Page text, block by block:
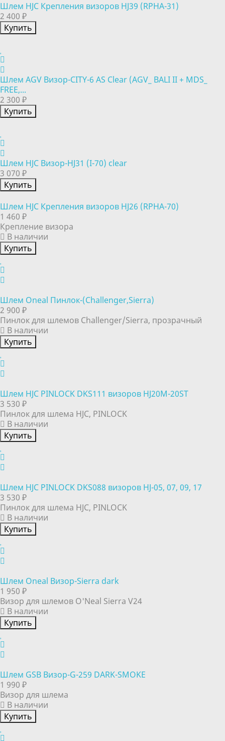
Шлем HJC Крепления визоров HJ39 (RPHA-31)
2 400 ₽
Купить
Шлем AGV Визор-CITY-6 AS Clear (AGV_ BALI II + MDS_
FREE,...
2 300 ₽
Купить
Шлем HJC Визор-HJ31 (I-70) clear
3 070 ₽
Купить
Шлем HJC Крепления визоров HJ26 (RPHA-70)
1 460 ₽
Крепление визора
В наличии
Купить
Шлем Oneal Пинлок-(Challenger,Sierra)
2 900 ₽
Пинлок для шлемов Challenger/Sierra, прозрачный
В наличии
Купить
Шлем HJC PINLOCK DKS111 визоров HJ20M-20ST
3 530 ₽
Пинлок для шлема HJC, PINLOCK
В наличии
Купить
Шлем HJC PINLOCK DKS088 визоров HJ-05, 07, 09, 17
3 530 ₽
Пинлок для шлема HJC, PINLOCK
В наличии
Купить
Шлем Oneal Визор-Sierra dark
1 950 ₽
Визор для шлемов O'Neal Sierra V24
В наличии
Купить
Шлем GSB Визор-G-259 DARK-SMOKE
1 990 ₽
Визор для шлема
В наличии
Купить